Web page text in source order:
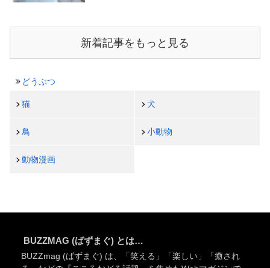
新着記事をもっと見る
どうぶつ
猫 犬
鳥 小動物
動物漫画
BUZZMAG (ばずまぐ) とは…
BUZZmag (ばずまぐ) は、「笑える」「楽しい」「癒され